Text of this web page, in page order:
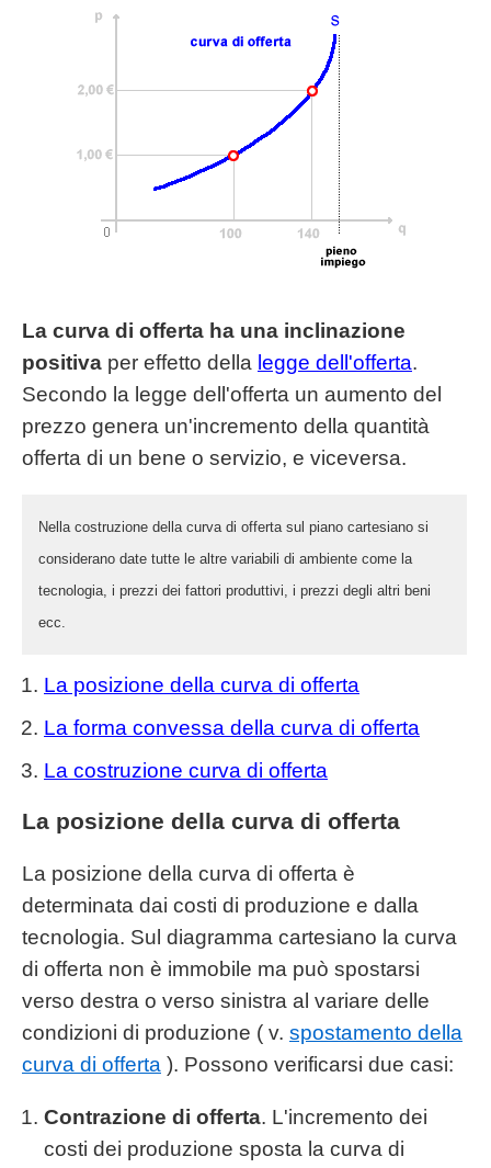
La curva di offerta ha una inclinazione
positiva per effetto della legge dell'offerta.
Secondo la legge dell'offerta un aumento del
prezzo genera un'incremento della quantità
offerta di un bene o servizio, e viceversa.
Nella costruzione della curva di offerta sul piano cartesiano si
considerano date tutte le altre variabili di ambiente come la
tecnologia, i prezzi dei fattori produttivi, i prezzi degli altri beni
ecc.
La posizione della curva di offerta
La forma convessa della curva di offerta
La costruzione curva di offerta
La posizione della curva di offerta
La posizione della curva di offerta è
determinata dai costi di produzione e dalla
tecnologia. Sul diagramma cartesiano la curva
di offerta non è immobile ma può spostarsi
verso destra o verso sinistra al variare delle
condizioni di produzione ( v. spostamento della
curva di offerta ). Possono verificarsi due casi:
Contrazione di offerta. L'incremento dei
costi dei produzione sposta la curva di